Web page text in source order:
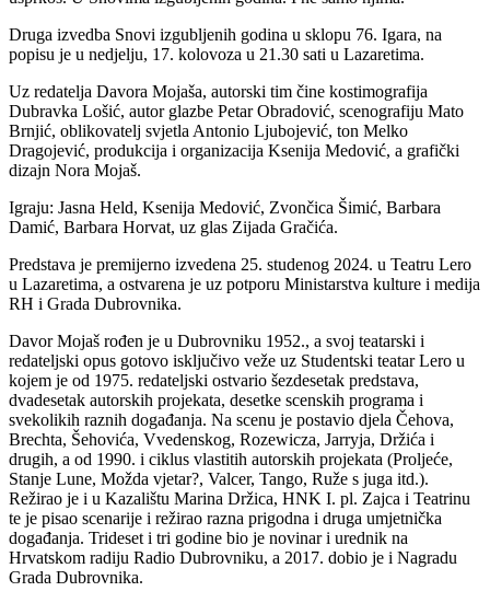
Druga izvedba Snovi izgubljenih godina u sklopu 76. Igara, na
popisu je u nedjelju, 17. kolovoza u 21.30 sati u Lazaretima.
Uz redatelja Davora Mojaša, autorski tim čine kostimografija
Dubravka Lošić, autor glazbe Petar Obradović, scenografiju Mato
Brnjić, oblikovatelj svjetla Antonio Ljubojević, ton Melko
Dragojević, produkcija i organizacija Ksenija Medović, a grafički
dizajn Nora Mojaš.
Igraju: Jasna Held, Ksenija Medović, Zvončica Šimić, Barbara
Damić, Barbara Horvat, uz glas Zijada Gračića.
Predstava je premijerno izvedena 25. studenog 2024. u Teatru Lero
u Lazaretima, a ostvarena je uz potporu Ministarstva kulture i medija
RH i Grada Dubrovnika.
Davor Mojaš rođen je u Dubrovniku 1952., a svoj teatarski i
redateljski opus gotovo isključivo veže uz Studentski teatar Lero u
kojem je od 1975. redateljski ostvario šezdesetak predstava,
dvadesetak autorskih projekata, desetke scenskih programa i
svekolikih raznih događanja. Na scenu je postavio djela Čehova,
Brechta, Šehovića, Vvedenskog, Rozewicza, Jarryja, Držića i
drugih, a od 1990. i ciklus vlastitih autorskih projekata (Proljeće,
Stanje Lune, Možda vjetar?, Valcer, Tango, Ruže s juga itd.).
Režirao je i u Kazalištu Marina Držica, HNK I. pl. Zajca i Teatrinu
te je pisao scenarije i režirao razna prigodna i druga umjetnička
događanja. Trideset i tri godine bio je novinar i urednik na
Hrvatskom radiju Radio Dubrovniku, a 2017. dobio je i Nagradu
Grada Dubrovnika.